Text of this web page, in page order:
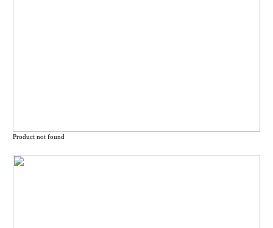
Product not found